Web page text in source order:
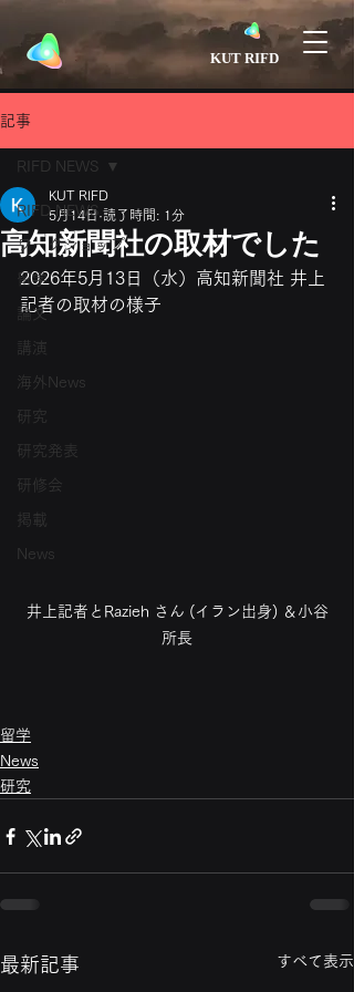
​KUT RIFD
記事
RIFD NEWS
ワークショップ
留学
論文
講演
海外News
研究
研究発表
研修会
掲載
News
RIFD NEWS
高知新聞社の取材でした
KUT RIFD
5月14日 読了時間: 1分
2026年5月13日（水）高知新聞社 井上
記者の取材の様子
井上記者とRazieh さん (イラン出身) ＆小谷
所長
留学
News
研究
最新記事 すべて表示